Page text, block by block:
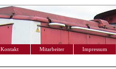
Kontakt Mitarbeiter Impressum